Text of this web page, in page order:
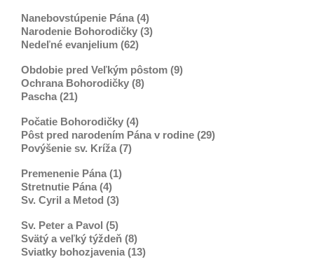
Nanebovstúpenie Pána (4)
Narodenie Bohorodičky (3)
Nedeľné evanjelium (62)
Obdobie pred Veľkým pôstom (9)
Ochrana Bohorodičky (8)
Pascha (21)
Počatie Bohorodičky (4)
Pôst pred narodením Pána v rodine (29)
Povýšenie sv. Kríža (7)
Premenenie Pána (1)
Stretnutie Pána (4)
Sv. Cyril a Metod (3)
Sv. Peter a Pavol (5)
Svätý a veľký týždeň (8)
Sviatky bohozjavenia (13)